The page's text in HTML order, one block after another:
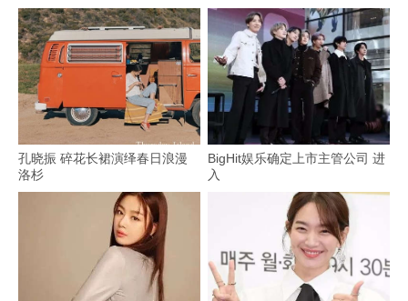
孔晓振 碎花长裙演绎春日浪漫
洛杉
BigHit娱乐确定上市主管公司 进
入